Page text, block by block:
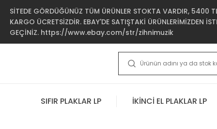
SİTEDE GÖRDÜĞÜNÜZ TÜM ÜRÜNLER STOKTA VARDIR, 5400 TL
KARGO ÜCRETSİZDİR. EBAY'DE SATIŞTAKİ ÜRÜNLERİMİZDEN
GEÇİNİZ. https://www.ebay.com/str/zihnimuzik
SIFIR PLAKLAR LP İKİNCİ EL PLAKLAR LP